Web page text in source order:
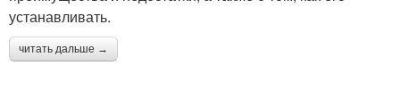
устанавливать.
читать дальше →